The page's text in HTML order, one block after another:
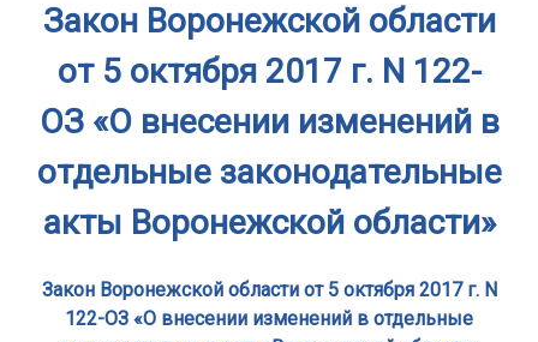
Закон Воронежской области
от 5 октября 2017 г. N 122-
ОЗ «О внесении изменений в
отдельные законодательные
акты Воронежской области»
Закон Воронежской области от 5 октября 2017 г. N
122-ОЗ «О внесении изменений в отдельные